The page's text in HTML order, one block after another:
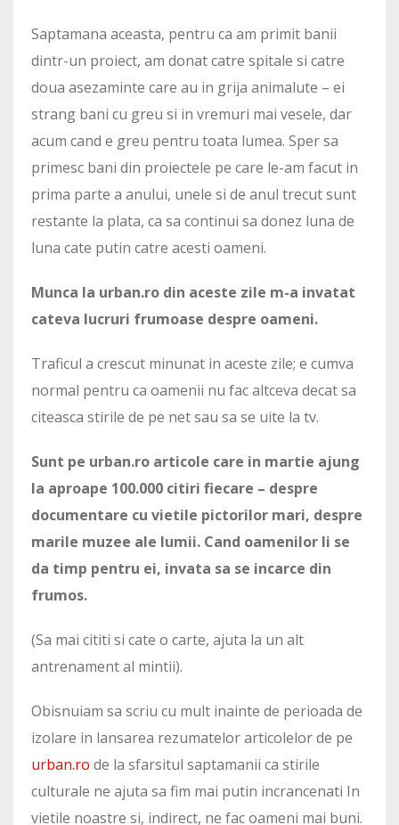
Saptamana aceasta, pentru ca am primit banii
dintr-un proiect, am donat catre spitale si catre
doua asezaminte care au in grija animalute – ei
strang bani cu greu si in vremuri mai vesele, dar
acum cand e greu pentru toata lumea. Sper sa
primesc bani din proiectele pe care le-am facut in
prima parte a anului, unele si de anul trecut sunt
restante la plata, ca sa continui sa donez luna de
luna cate putin catre acesti oameni.
Munca la urban.ro din aceste zile m-a invatat
cateva lucruri frumoase despre oameni.
Traficul a crescut minunat in aceste zile; e cumva
normal pentru ca oamenii nu fac altceva decat sa
citeasca stirile de pe net sau sa se uite la tv.
Sunt pe urban.ro articole care in martie ajung
la aproape 100.000 citiri fiecare – despre
documentare cu vietile pictorilor mari, despre
marile muzee ale lumii. Cand oamenilor li se
da timp pentru ei, invata sa se incarce din
frumos.
(Sa mai cititi si cate o carte, ajuta la un alt
antrenament al mintii).
Obisnuiam sa scriu cu mult inainte de perioada de
izolare in lansarea rezumatelor articolelor de pe
urban.ro de la sfarsitul saptamanii ca stirile
culturale ne ajuta sa fim mai putin incrancenati In
vietile noastre si, indirect, ne fac oameni mai buni.